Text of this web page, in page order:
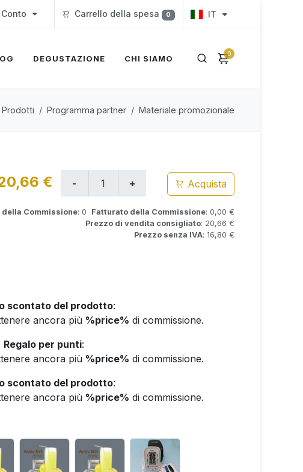
Conto Carrello della spesa 0 IT
0
DEGUSTAZIONE CHI SIAMO
Prodotti Programma partner Materiale promozionale
€ Acquista
della Commissione: 0 Fatturato della Commissione: 0,00 €
Prezzo di vendita consigliato: 20,66 €
Prezzo senza IVA: 16,80 €
scontato del prodotto:
ancora più %price% di commissione.
Regalo per punti:
ancora più %price% di commissione.
scontato del prodotto:
ancora più %price% di commissione.